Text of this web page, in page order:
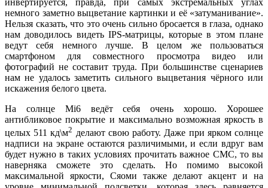
инвертируется, правда, при самых экстремальных углах
немного заметно выцветание картинки и её «затуманивание».
Нельзя сказать, что это очень сильно бросается в глаза, однако
нам доводилось видеть IPS-матрицы, которые в этом плане
ведут себя немного лучше. В целом же пользоваться
смартфоном для совместного просмотра видео или
фотографий не составит труда. При большинстве сценариев
нам не удалось заметить сильного выцветания чёрного или
искажения белого цвета.
На солнце Mi6 ведёт себя очень хорошо. Хорошее
антибликовое покрытие и максимально возможная яркость в
целых 511 кд\м2 делают свою работу. Даже при ярком солнце
надписи на экране остаются различимыми, и если вдруг вам
будет нужно в таких условиях прочитать важное СМС, то вы
наверняка сможете это сделать. Но помимо высокой
максимальной яркости, Сяоми также делают акцент и на